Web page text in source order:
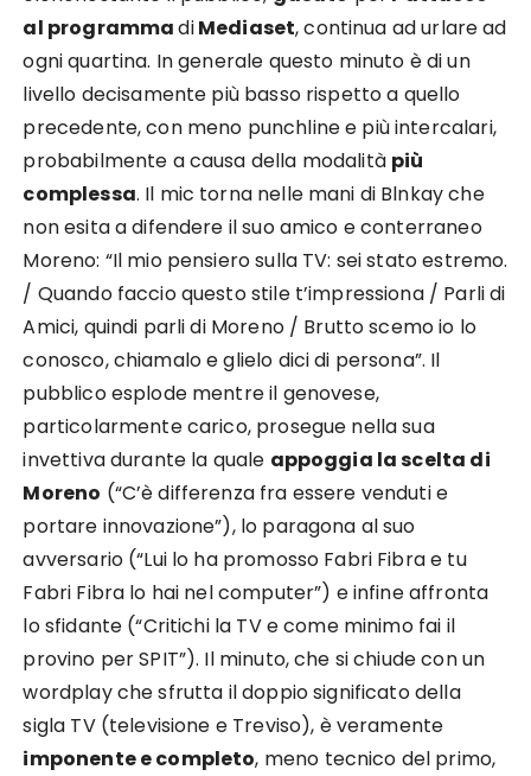
al programmadiMediaset, continua ad urlare ad
ogni quartina. In generale questo minuto è di un
livello decisamente più basso rispetto a quello
precedente, con meno punchline e più intercalari,
probabilmente a causa della modalità più
complessa. Il mic torna nelle mani di Blnkay che
non esita a difendere il suo amico e conterraneo
Moreno: “Il mio pensiero sulla TV: sei stato estremo.
/ Quando faccio questo stile t’impressiona / Parli di
Amici, quindi parli di Moreno / Brutto scemo io lo
conosco, chiamalo e glielo dici di persona”. Il
pubblico esplode mentre il genovese,
particolarmente carico, prosegue nella sua
invettiva durante la quale appoggia la scelta di
Moreno (“C’è differenza fra essere venduti e
portare innovazione”), lo paragona al suo
avversario (“Lui lo ha promosso Fabri Fibra e tu
Fabri Fibra lo hai nel computer”) e infine affronta
lo sfidante (“Critichi la TV e come minimo fai il
provino per SPIT”). Il minuto, che si chiude con un
wordplay che sfrutta il doppio significato della
sigla TV (televisione e Treviso), è veramente
imponente e completo, meno tecnico del primo,